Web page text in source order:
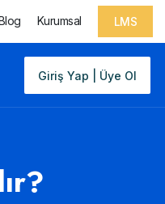
Kurumsal LMS
Giriş Yap | Üye Ol